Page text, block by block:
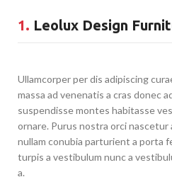
1. Leolux Design
Ullamcorper per dis adipiscing
massa ad venenatis a cras donec
suspendisse montes habitasse
ornare. Purus nostra orci
nullam conubia parturient a porta
turpis a vestibulum nunc a
a.